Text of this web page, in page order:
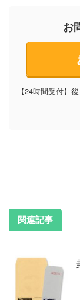
お
【24時間受付】
関連記事